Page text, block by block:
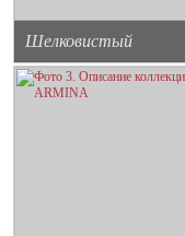
Шелковистый